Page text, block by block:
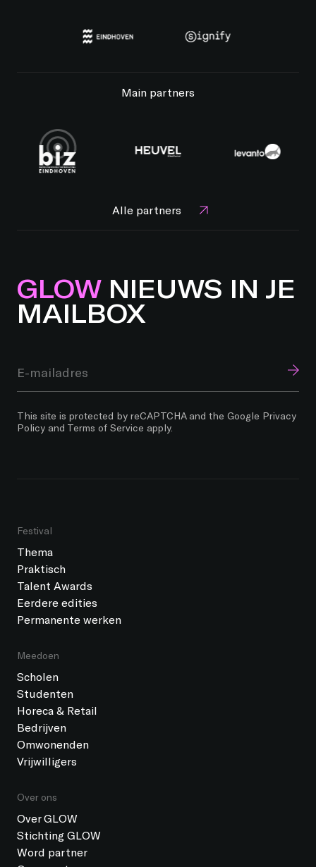
Main partners
Alle partners
Festival
Thema
Praktisch
Talent Awards
Eerdere edities
Permanente werken
Meedoen
Scholen
Studenten
Horeca & Retail
Bedrijven
Omwonenden
Vrijwilligers
Over ons
Over GLOW
Stichting GLOW
Word partner
GLOWNIEUWS IN JE
MAILBOX
This site is protected by reCAPTCHA and the Google Privacy
Policy and Terms of Service apply.